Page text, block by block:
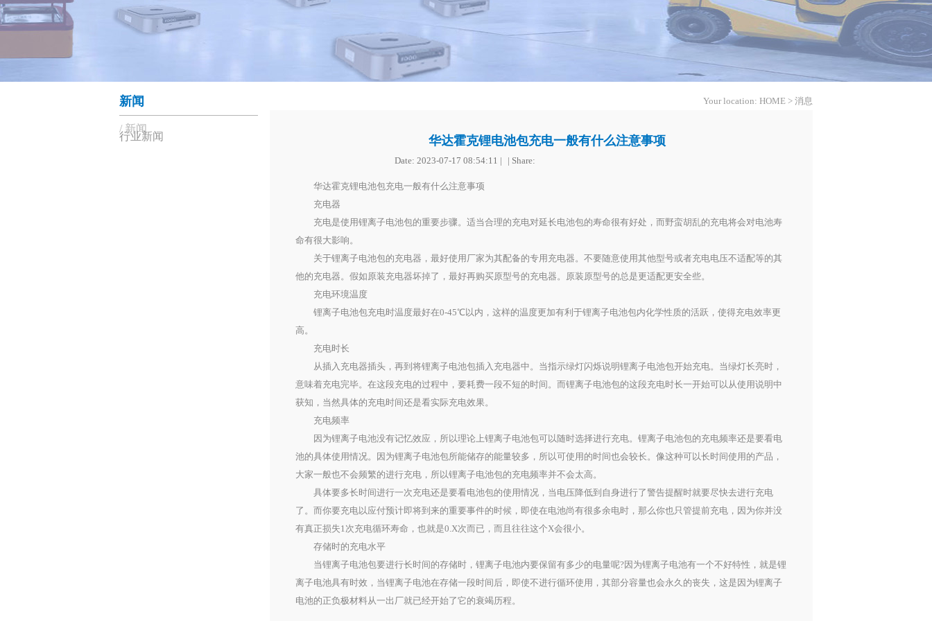
新闻
新闻
行业新闻
Your location: HOME > 消息
华达霍克锂电池包充电一般有什么注意事项
Date: 2023-07-17 08:54:11
华达霍克锂电池包充电一般有什么注意事项
充电器
充电是使用锂离子电池包的重要步骤。适当合理的充电对延长电池包的寿命很有好处，而野蛮胡乱的充电将会对电池寿
命有很大影响。
关于锂离子电池包的充电器，最好使用厂家为其配备的专用充电器。不要随意使用其他型号或者充电电压不适配等的其
他的充电器。假如原装充电器坏掉了，最好再购买原型号的充电器。原装原型号的总是更适配更安全些。
充电环境温度
锂离子电池包充电时温度最好在0-45℃以内，这样的温度更加有利于锂离子电池包内化学性质的活跃，使得充电效率更
高。
充电时长
从插入充电器插头，再到将锂离子电池包插入充电器中。当指示绿灯闪烁说明锂离子电池包开始充电。当绿灯长亮时，
意味着充电完毕。在这段充电的过程中，要耗费一段不短的时间。而锂离子电池包的这段充电时长一开始可以从使用说明中
获知，当然具体的充电时间还是看实际充电效果。
充电频率
因为锂离子电池没有记忆效应，所以理论上锂离子电池包可以随时选择进行充电。锂离子电池包的充电频率还是要看电
池的具体使用情况。因为锂离子电池包所能储存的能量较多，所以可使用的时间也会较长。像这种可以长时间使用的产品，
大家一般也不会频繁的进行充电，所以锂离子电池包的充电频率并不会太高。
具体要多长时间进行一次充电还是要看电池包的使用情况，当电压降低到自身进行了警告提醒时就要尽快去进行充电
了。而你要充电以应付预计即将到来的重要事件的时候，即使在电池尚有很多余电时，那么你也只管提前充电，因为你并没
有真正损失1次充电循环寿命，也就是0.X次而已，而且往往这个X会很小。
存储时的充电水平
当锂离子电池包要进行长时间的存储时，锂离子电池内要保留有多少的电量呢?因为锂离子电池有一个不好特性，就是锂
离子电池具有时效，当锂离子电池在存储一段时间后，即使不进行循环使用，其部分容量也会永久的丧失，这是因为锂离子
电池的正负极材料从一出厂就已经开始了它的衰竭历程。